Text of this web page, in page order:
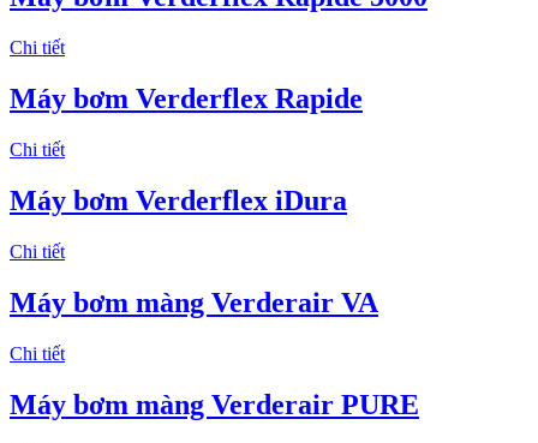
Chi tiết
Máy bơm Verderflex Rapide
Chi tiết
Máy bơm Verderflex iDura
Chi tiết
Máy bơm màng Verderair VA
Chi tiết
Máy bơm màng Verderair PURE